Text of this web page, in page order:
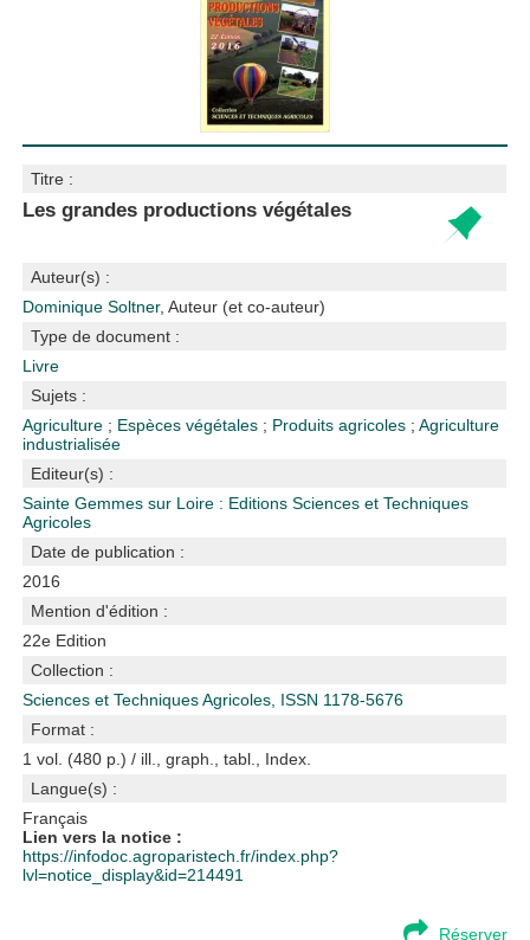
Titre :
Les grandes productions végétales
Auteur(s) :
Dominique Soltner, Auteur (et co-auteur)
Type de document :
Livre
Sujets :
Agriculture ; Espèces végétales ; Produits agricoles ;Agriculture
industrialisée
Editeur(s) :
Sainte Gemmes sur Loire : Editions Sciences et Techniques
Agricoles
Date de publication :
2016
Mention d'édition :
22e Edition
Collection :
Sciences et Techniques Agricoles, ISSN 1178-5676
Format :
1 vol. (480 p.) / ill., graph., tabl., Index.
Langue(s) :
Français
Lien vers la notice :
https://infodoc.agroparistech.fr/index.php?
lvl=notice_display&id=214491
Réserver